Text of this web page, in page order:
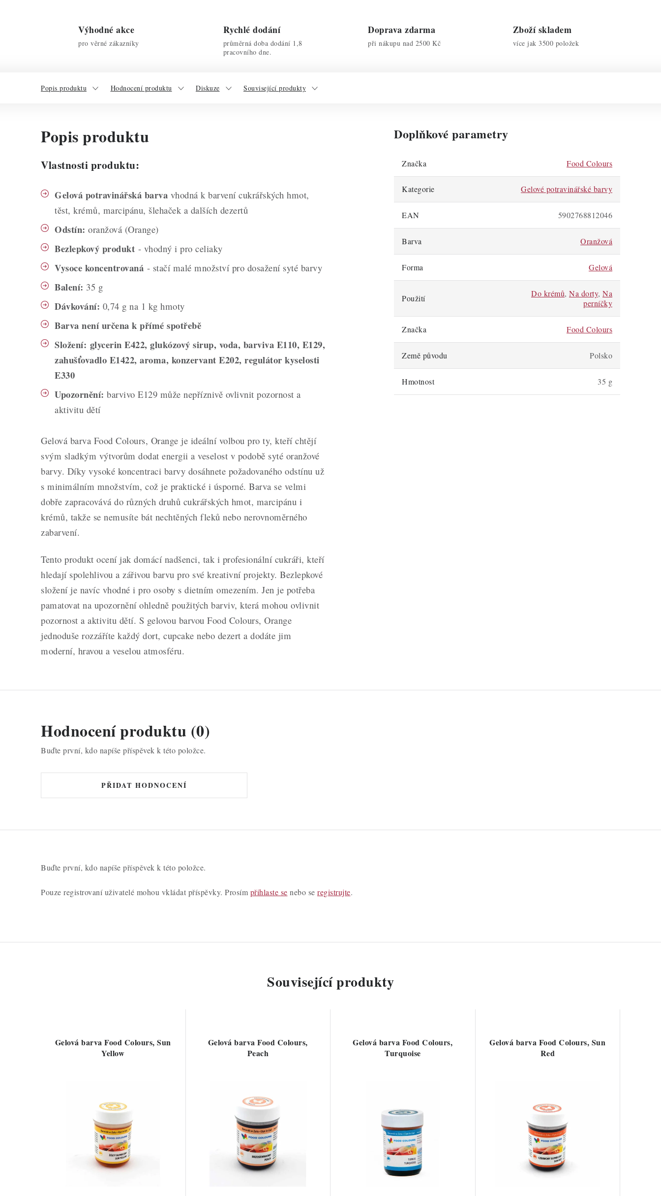
Výhodné akce
pro věrné zákazníky
Rychlé dodání
průměrná doba dodání 1,8
pracovního dne.
Doprava zdarma
při nákupu nad 2500 Kč
Zboží skladem
více jak 3500 položek
Popis produktu Hodnocení produktu Diskuze Související produkty
Popis produktu
Vlastnosti produktu:
Gelová potravinářská barva vhodná k barvení cukrářských hmot,
těst, krémů, marcipánu, šlehaček a dalších dezertů
Odstín: oranžová (Orange)
Bezlepkový produkt - vhodný i pro celiaky
Vysoce koncentrovaná - stačí malé množství pro dosažení syté barvy
Balení: 35 g
Dávkování: 0,74 g na 1 kg hmoty
Barva není určena k přímé spotřebě
Složení: glycerin E422, glukózový sirup, voda, barviva E110, E129,
zahušťovadlo E1422, aroma, konzervant E202, regulátor kyselosti
E330
Upozornění: barvivo E129 může nepříznivě ovlivnit pozornost a
aktivitu dětí
Gelová barva Food Colours, Orange je ideální volbou pro ty, kteří chtějí
svým sladkým výtvorům dodat energii a veselost v podobě syté oranžové
barvy. Díky vysoké koncentraci barvy dosáhnete požadovaného odstínu už
s minimálním množstvím, což je praktické i úsporné. Barva se velmi
dobře zapracovává do různých druhů cukrářských hmot, marcipánu i
krémů, takže se nemusíte bát nechtěných fleků nebo nerovnoměrného
zabarvení.
Tento produkt ocení jak domácí nadšenci, tak i profesionální cukráři, kteří
hledají spolehlivou a zářivou barvu pro své kreativní projekty. Bezlepkové
složení je navíc vhodné i pro osoby s dietním omezením. Jen je potřeba
pamatovat na upozornění ohledně použitých barviv, která mohou ovlivnit
pozornost a aktivitu dětí. S gelovou barvou Food Colours, Orange
jednoduše rozzáříte každý dort, cupcake nebo dezert a dodáte jim
moderní, hravou a veselou atmosféru.
Doplňkové parametry
Značka Food Colours
Kategorie Gelové potravinářské barvy
EAN 5902768812046
Barva Oranžová
Forma Gelová
Použití Do krémů, Na dorty, Na
perníčky
Značka Food Colours
Země původu Polsko
Hmotnost 35 g
Hodnocení produktu (0)
Buďte první, kdo napíše příspěvek k této položce.
PŘIDAT HODNOCENÍ
Buďte první, kdo napíše příspěvek k této položce.
Pouze registrovaní uživatelé mohou vkládat příspěvky. Prosím přihlaste se nebo se registrujte.
Související produkty
Gelová barva Food Colours, Sun
Yellow
Gelová barva Food Colours,
Peach
Gelová barva Food Colours,
Turquoise
Gelová barva Food Colours, Sun
Red